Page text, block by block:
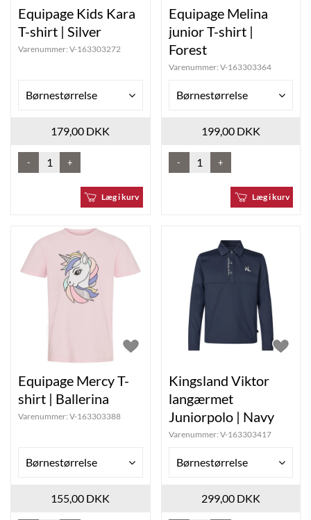
Equipage Kids Kara
T-shirt | Silver
Varenummer: V-163303272
Børnestørrelse
179,00 DKK
- +
Læg i kurv
Equipage Melina
junior T-shirt |
Forest
Varenummer: V-163303364
Børnestørrelse
199,00 DKK
- +
Læg i kurv
Equipage Mercy T-
shirt | Ballerina
Varenummer: V-163303388
Børnestørrelse
155,00 DKK
Kingsland Viktor
langærmet
Juniorpolo | Navy
Varenummer: V-163303417
Børnestørrelse
299,00 DKK